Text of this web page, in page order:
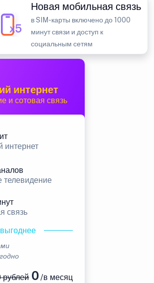
Новая мобильная связь
в SIM-карты включено до 1000
минут связи и доступ к
социальным сетям
интернет
и сотовая связь
интернет
телевидение
связь
рублей0/в месяц